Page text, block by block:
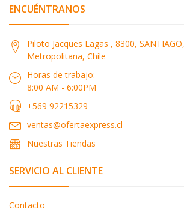
ENCUÉNTRANOS
Piloto Jacques Lagas , 8300,
Metropolitana, Chile
Horas de trabajo:
8:00 AM - 6:00PM
+569 92215329
ventas@ofertaexpress.cl
Nuestras Tiendas
SERVICIO AL CLIENTE
Contacto